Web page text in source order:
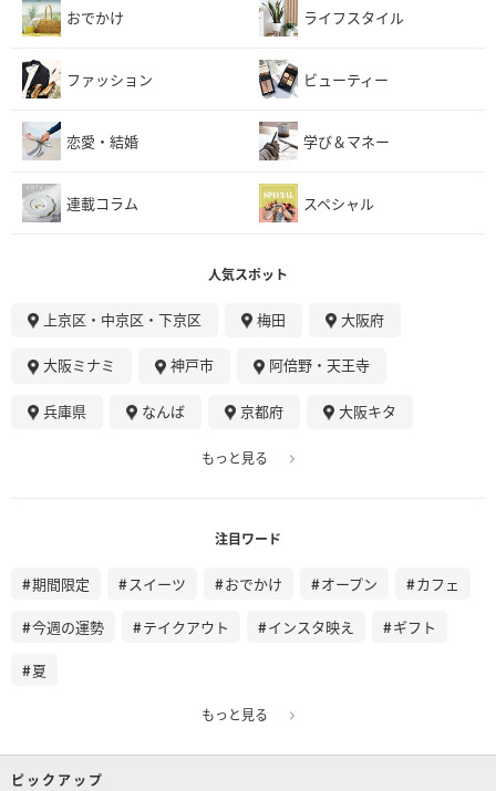
おでかけ ライフスタイル
ファッション ビューティー
恋愛・結婚 学び＆マネー
連載コラム スペシャル
人気スポット
上京区・中京区・下京区 梅田 大阪府
大阪ミナミ 神戸市 阿倍野・天王寺
兵庫県 なんば 京都府 大阪キタ
もっと見る
注目ワード
期間限定 スイーツ おでかけ オープン カフェ
今週の運勢 テイクアウト インスタ映え ギフト
夏
もっと見る
ピックアップ